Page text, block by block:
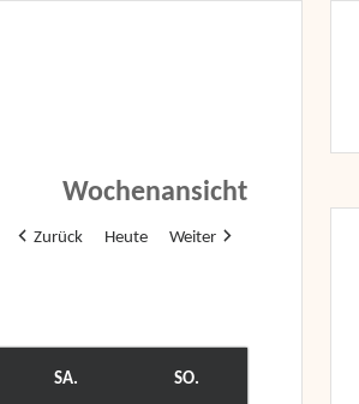
Wochenansicht
Zurück Heute Weiter
SA. SO.